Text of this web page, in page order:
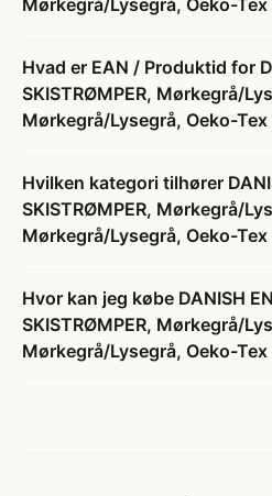
Mørkegrå/Lysegrå, Oeko-
Hvad er EAN / Produktid for
SKISTRØMPER, Mørkegrå/
Mørkegrå/Lysegrå, Oeko-
Hvilken kategori tilhører
SKISTRØMPER, Mørkegrå/
Mørkegrå/Lysegrå, Oeko-
Hvor kan jeg købe DANISH
SKISTRØMPER, Mørkegrå/
Mørkegrå/Lysegrå, Oeko-